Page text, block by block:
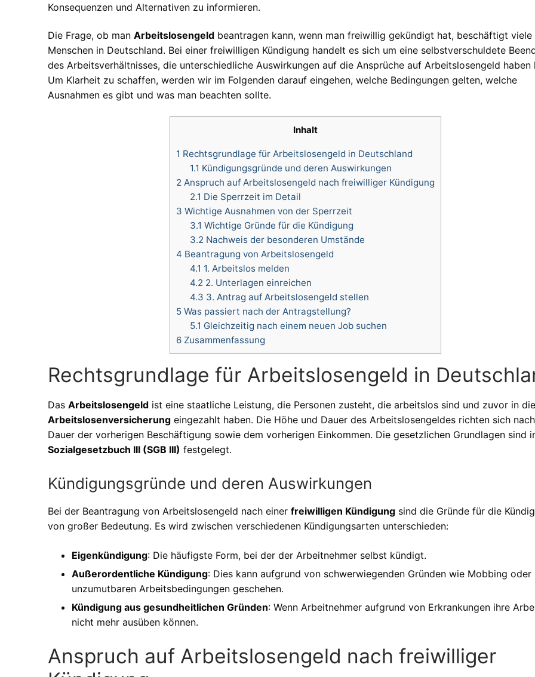
Konsequenzen und Alternativen zu informieren.
Die Frage, ob man Arbeitslosengeld beantragen kann, wenn man freiwillig gekündigt hat, beschäftigt viele
Menschen in Deutschland. Bei einer freiwilligen Kündigung handelt es sich um eine selbstverschuldete
des Arbeitsverhältnisses, die unterschiedliche Auswirkungen auf die Ansprüche auf Arbeitslosengeld haben
Um Klarheit zu schaffen, werden wir im Folgenden darauf eingehen, welche Bedingungen gelten, welche
Ausnahmen es gibt und was man beachten sollte.
Inhalt
1 Rechtsgrundlage für Arbeitslosengeld in Deutschland
1.1 Kündigungsgründe und deren Auswirkungen
2 Anspruch auf Arbeitslosengeld nach freiwilliger Kündigung
2.1 Die Sperrzeit im Detail
3 Wichtige Ausnahmen von der Sperrzeit
3.1 Wichtige Gründe für die Kündigung
3.2 Nachweis der besonderen Umstände
4 Beantragung von Arbeitslosengeld
4.1 1. Arbeitslos melden
4.2 2. Unterlagen einreichen
4.3 3. Antrag auf Arbeitslosengeld stellen
5 Was passiert nach der Antragstellung?
5.1 Gleichzeitig nach einem neuen Job suchen
6 Zusammenfassung
Rechtsgrundlage für Arbeitslosengeld in
Das Arbeitslosengeld ist eine staatliche Leistung, die Personen zusteht, die arbeitslos sind und zuvor in die
Arbeitslosenversicherung eingezahlt haben. Die Höhe und Dauer des Arbeitslosengeldes richten sich
Dauer der vorherigen Beschäftigung sowie dem vorherigen Einkommen. Die gesetzlichen Grundlagen sind
Sozialgesetzbuch III (SGB III) festgelegt.
Kündigungsgründe und deren Auswirkungen
Bei der Beantragung von Arbeitslosengeld nach einer freiwilligen Kündigung sind die Gründe für die
von großer Bedeutung. Es wird zwischen verschiedenen Kündigungsarten unterschieden:
Eigenkündigung: Die häufigste Form, bei der der Arbeitnehmer selbst kündigt.
Außerordentliche Kündigung: Dies kann aufgrund von schwerwiegenden Gründen wie Mobbing oder
unzumutbaren Arbeitsbedingungen geschehen.
Kündigung aus gesundheitlichen Gründen: Wenn Arbeitnehmer aufgrund von Erkrankungen ihre
nicht mehr ausüben können.
Anspruch auf Arbeitslosengeld nach freiwilliger